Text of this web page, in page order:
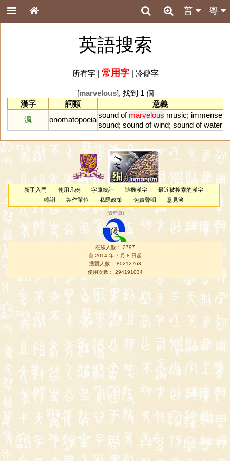
粵
普
英語搜索
所有字| 常用字| 冷僻字
[marvelous], 找到 1 個
漢字
詞類
意義
渢
onomatopoeia
sound of marvelous music; immense
sound; sound of wind; sound of water
新手入門 使用凡例 字庫統計 隨機漢字
最近被搜索的漢字
鳴謝
製作單位 私隱政策 免責聲明 意見簿
（管理員 ）
在線人數： 2797
自 2014 年 7 月 8 日起
瀏覽人數： 80212763
使用次數： 294191034